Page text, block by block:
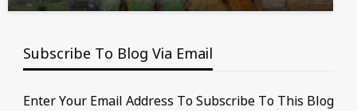
Subscribe To Blog Via Email
Enter Your Email Address To Subscribe To This Blog